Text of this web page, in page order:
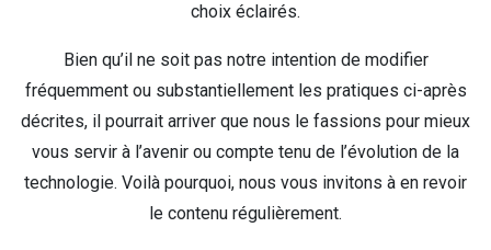
choix éclairés.
Bien qu’il ne soit pas notre intention de modifier
fréquemment ou substantiellement les pratiques ci-après
décrites, il pourrait arriver que nous le fassions pour mieux
vous servir à l’avenir ou compte tenu de l’évolution de la
technologie. Voilà pourquoi, nous vous invitons à en revoir
le contenu régulièrement.